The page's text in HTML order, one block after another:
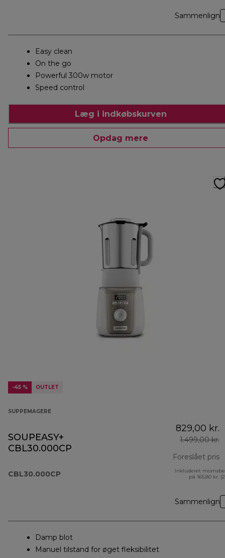
Sammenlign
Easy clean
On the go
Powerful 300w motor
Speed control
Læg i indkøbskurven
Opdag mere
-45 % OUTLET
SUPPEMAGERE
SOUPEASY+
CBL30.000CP
CBL30.000CP
829,00 kr.
1.499,00 kr.
Foreslået pris
Inkluderet
på 165,80 kr.
Sammenlign
Damp blot
Manuel tilstand for øget fleksibilitet